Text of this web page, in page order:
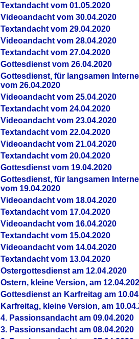
Textandacht vom 01.05.2020
Videoandacht vom 30.04.2020
Textandacht vom 29.04.2020
Videoandacht vom 28.04.2020
Textandacht vom 27.04.2020
Gottesdienst vom 26.04.2020
Gottesdienst, für langsamen
vom 26.04.2020
Videoandacht vom 25.04.2020
Textandacht vom 24.04.2020
Videoandacht vom 23.04.2020
Textandacht vom 22.04.2020
Videoandacht vom 21.04.2020
Textandacht vom 20.04.2020
Gottesdienst vom 19.04.2020
Gottesdienst, für langsamen
vom 19.04.2020
Videoandacht vom 18.04.2020
Textandacht vom 17.04.2020
Videoandacht vom 16.04.2020
Textandacht vom 15.04.2020
Videoandacht vom 14.04.2020
Textandacht vom 13.04.2020
Ostergottesdienst am 12.04.2020
Ostern, kleine Version, am
Gottesdienst an Karfreitag am
Karfreitag, kleine Version, am
4. Passionsandacht am 09.04.2020
3. Passionsandacht am 08.04.2020